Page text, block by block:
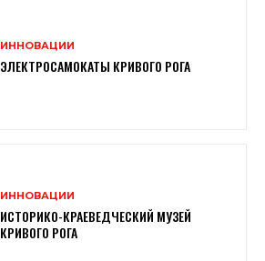
ИННОВАЦИИ
ЭЛЕКТРОСАМОКАТЫ КРИВОГО РОГА
ИННОВАЦИИ
ИСТОРИКО-КРАЕВЕДЧЕСКИЙ МУЗЕЙ
КРИВОГО РОГА